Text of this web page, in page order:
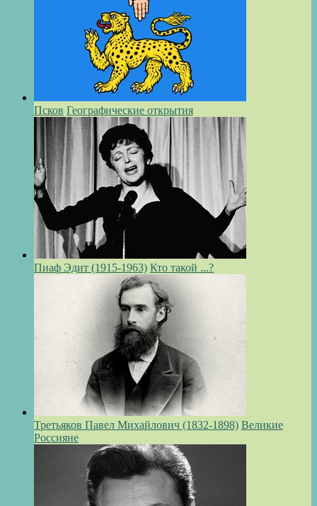
Псков Географические открытия
Пиаф Эдит (1915-1963) Кто такой ...?
Третьяков Павел Михайлович (1832-1898) Великие
Россияне